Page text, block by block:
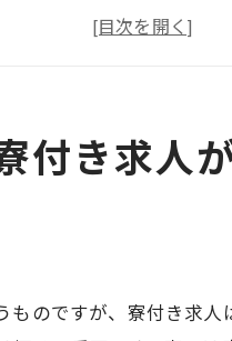
アップを支援する充実の研
がもたらす安心感
たスキルアップのステ
付き求人
のですが、寮付き求